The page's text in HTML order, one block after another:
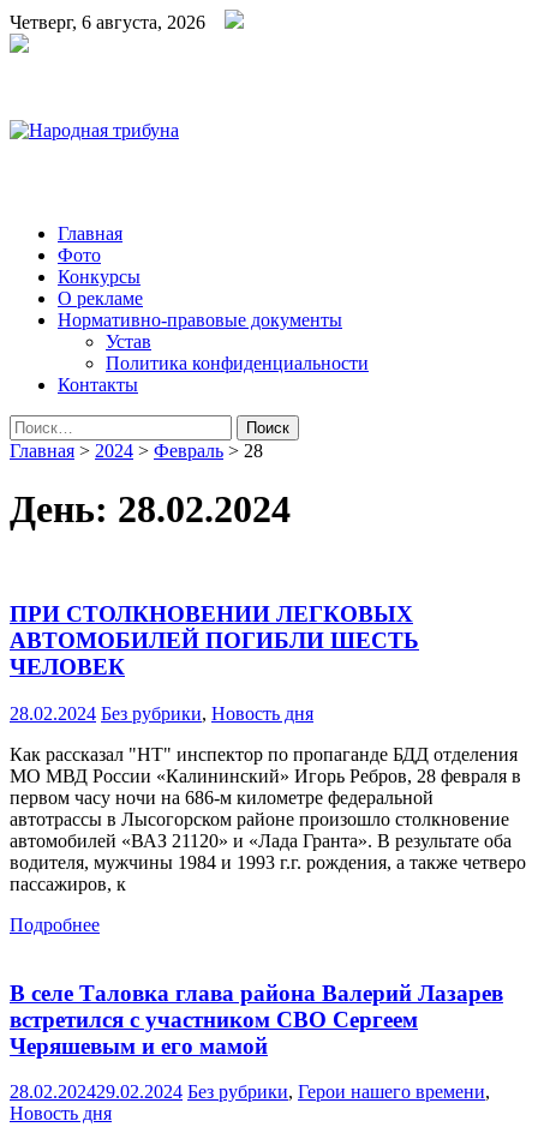
Четверг, 6 августа, 2026
Народная трибуна
Калининская районная газета
Главная
Фото
Конкурсы
О рекламе
Нормативно-правовые документы
Устав
Политика конфиденциальности
Контакты
Найти:
Главная > 2024 > Февраль > 28
День: 28.02.2024
ПРИ СТОЛКНОВЕНИИ ЛЕГКОВЫХ
АВТОМОБИЛЕЙ ПОГИБЛИ ШЕСТЬ
ЧЕЛОВЕК
28.02.2024 Без рубрики, Новость дня
Как рассказал "НТ" инспектор по пропаганде БДД отделения
МО МВД России «Калининский» Игорь Ребров, 28 февраля в
первом часу ночи на 686-м километре федеральной
автотрассы в Лысогорском районе произошло столкновение
автомобилей «ВАЗ 21120» и «Лада Гранта». В результате оба
водителя, мужчины 1984 и 1993 г.г. рождения, а также четверо
пассажиров, к
Подробнее
В селе Таловка глава района Валерий Лазарев
встретился с участником СВО Сергеем
Черяшевым и его мамой
28.02.202429.02.2024 Без рубрики, Герои нашего времени,
Новость дня